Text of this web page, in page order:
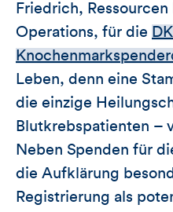
Friedrich,
Operations, für die
Leben, denn eine
die einzige
Blutkrebspatienten –
Neben Spenden für
die Aufklärung
Registrierung als